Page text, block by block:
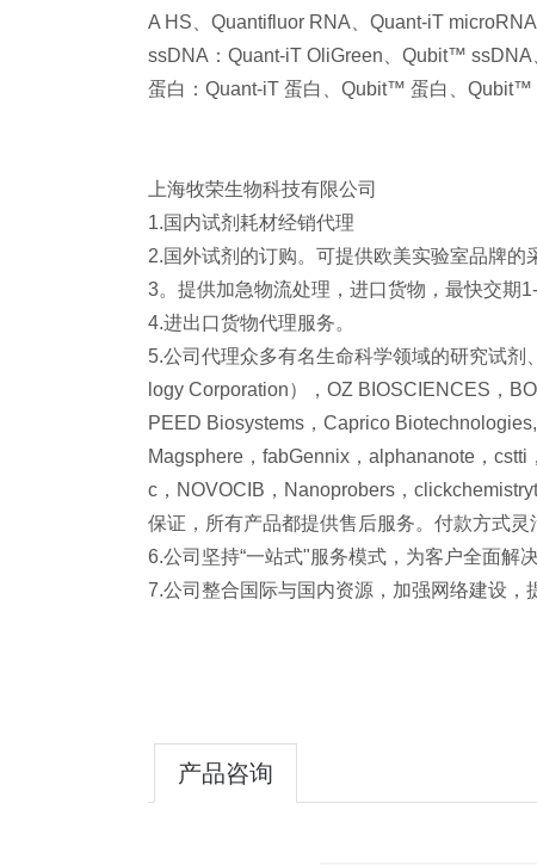
A HS、Quantifluor RNA、Quant-iT
ssDNA：Quant-iT OliGreen、Qubit™ ssDNA
蛋白：Quant-iT 蛋白、Qubit™ 蛋白、Qubit™
上海牧荣生物科技有限公司
1.国内试剂耗材经销代理
2.国外试剂的订购。可提供欧美实验室品牌的
3。提供加急物流处理，进口货物，最快交期1-
4.进出口货物代理服务。
5.公司代理众多有名生命科学领域的研究试
logy Corporation），OZ BIOSCIENCES，
PEED Biosystems，Caprico
Magsphere，fabGennix，alphananote，
c，NOVOCIB，Nanoprobers，
保证，所有产品都提供售后服务。付款方式灵
6.公司坚持“一站式"服务模式，为客户全面解
7.公司整合国际与国内资源，加强网络建设，
产品咨询